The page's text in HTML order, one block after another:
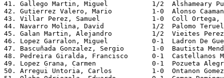
41. Gallego Martin, Miguel           1/2  Alshameary
42. Gutierrez Valero, Mario          1-0  Alonso
43. Villar Perez, Samuel             1-0  Coll Ortega,
44. Navarro Molina, David            1/2  Palomo
45. Galan Martin, Alejandro          1/2  Vieites
46. Lopez Garralon, Miguel           0-1  Ladron De
47. Bascuñada Gonzalez, Sergio       1-0  Bautista
48. Pedreira Giralda, Francisco      0-1  Castellanos
49. Lopez Grana, Carmen              0-1  Pozueta
50. Arregui Untoria, Carlos          1-0  Ontanon